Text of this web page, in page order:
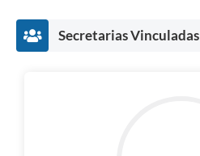
Secretarias Vinculadas